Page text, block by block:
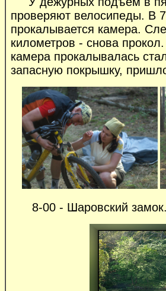
проверяют велосипеды. В
прокалывается камера.
километров - снова
камера прокалывалась
запасную покрышку,
8-00 - Шаровский замок.